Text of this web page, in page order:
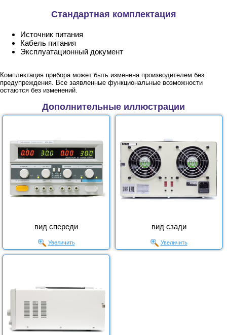
Стандартная комплектация
Источник питания
Кабель питания
Эксплуатационный документ
Комплектация прибора может быть изменена производителем без
предупреждения. Все заявленные функциональные возможности
остаются без изменений.
Дополнительные иллюстрации
вид спереди
Увеличить
вид сзади
Увеличить